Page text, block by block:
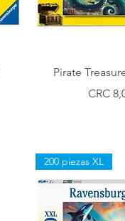
Vista
Pirate
Precio
CRC
200 piezas XL